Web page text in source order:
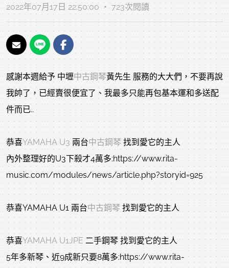
2022年07月17日 22:50:00 ‧ 723次閱讀
感謝本週給予 中壢中古鋼琴黃先生 服務的大大們，不要再說
我帥了，已經賣很便宜了、我最多只能再包基本運和多送配
件而已..
恭喜YAMAHA U3兩台中古鋼琴 找到愛它的主人
內外整理好的U3下殺才4萬多:https://www.rita-
music.com/modules/news/article.php?storyid=925
恭喜YAMAHA U1 兩台中古鋼琴找到愛它的主人
恭喜YAMAHA U1JPE 二手鋼琴 找到愛它的主人
5年多新琴、近9成新只要8萬多:https://www.rita-